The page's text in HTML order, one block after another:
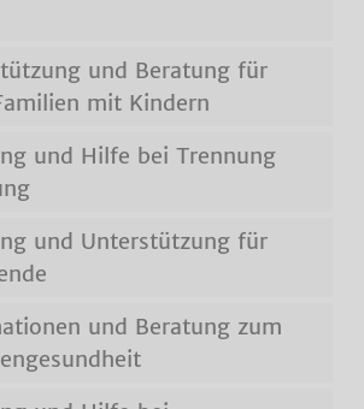
und Beratung für
mit Kindern
und Hilfe bei Trennung
und Unterstützung für
und Beratung zum